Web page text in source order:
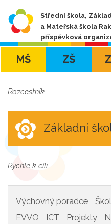
Střední škola,
a Mateřská škola
příspěvková
MŠ ZŠ
Rozcestník
Základní
Rychle k cíli
Výchovný poradce
EVVO
ICT Projekty